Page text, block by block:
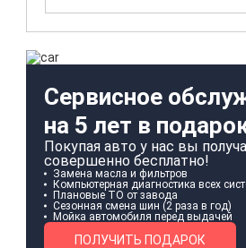
Сервисное
на 5 лет в
Покупая авто у нас вы
совершенно бесплатно!
Замена масла и фильтров
Компьютерная диагностика всех
Плановые ТО от завода
Сезонная смена шин (2 раза в год)
Мойка автомобиля перед выдачей
ПОЛУЧИТЬ ПОДАРОК